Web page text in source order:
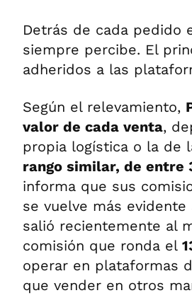
Detrás de cada pedido
siempre percibe. El
adheridos a las
Según el relevamiento,
valor de cada venta,
propia logística o la de
rango similar, de entre
informa que sus
se vuelve más
salió recientemente al
comisión que ronda el
operar en plataformas
que vender en otros